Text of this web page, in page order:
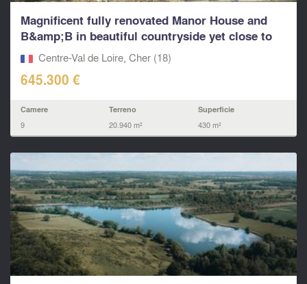
Magnificent fully renovated Manor House and
B&amp;B in beautiful countryside yet close to
all...Centre-Val de Loire, Cher (18)
645.300 €
Camere
9
Terreno
20.940 m²
Superficie
430 m²